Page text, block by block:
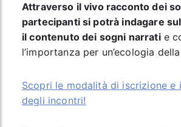
Attraverso il vivo racconto dei
partecipanti si potrà indagare
il contenuto dei sogni narratie
l’importanza per un’ecologia
Scopri le modalità di iscrizione e
degli incontri!